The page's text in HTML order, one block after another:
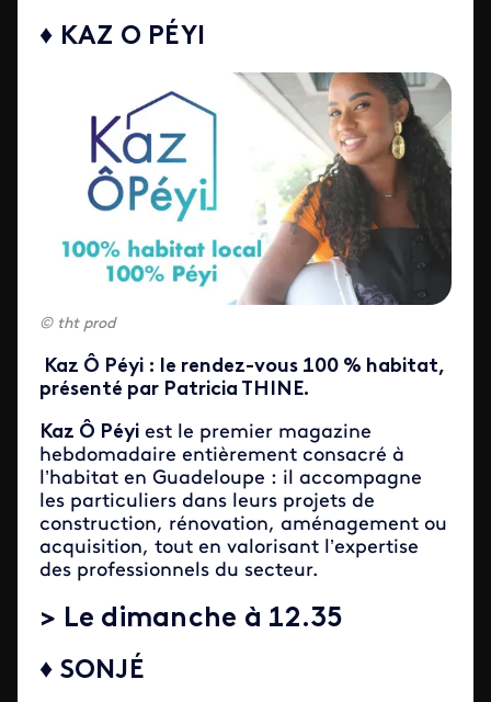
♦ KAZ O PÉYI
tht prod
Kaz Ô Péyi : le rendez-vous 100 % habitat,
présenté par Patricia THINE.
Kaz Ô Péyi est le premier magazine
hebdomadaire entièrement consacré à
l’habitat en Guadeloupe : il accompagne
les particuliers dans leurs projets de
construction, rénovation, aménagement ou
acquisition, tout en valorisant l’expertise
des professionnels du secteur.
> Le dimanche à 12.35
♦ SONJÉ